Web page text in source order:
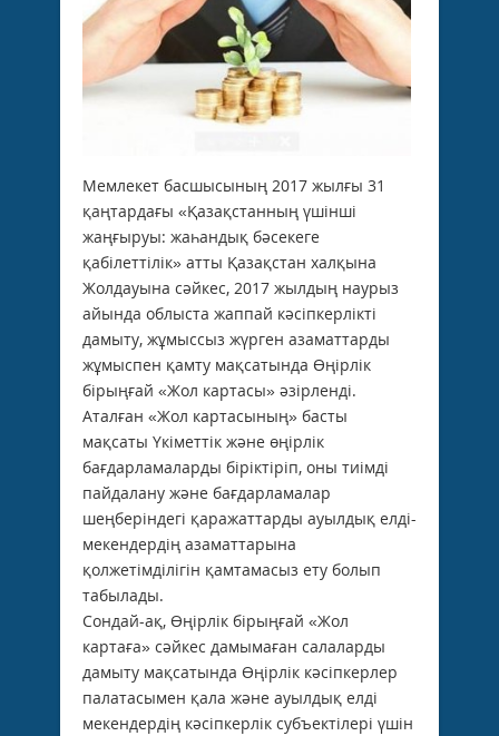
Мемлекет басшысының 2017 жылғы 31
қаңтардағы «Қазақстанның үшінші
жаңғыруы: жаһандық бәсекеге
қабілеттілік» атты Қазақстан халқына
Жолдауына сәйкес, 2017 жылдың наурыз
айында облыста жаппай кәсіпкерлікті
дамыту, жұмыссыз жүрген азаматтарды
жұмыспен қамту мақсатында Өңірлік
бірыңғай «Жол картасы» әзірленді.
Аталған «Жол картасының» басты
мақсаты Үкіметтік және өңірлік
бағдарламаларды біріктіріп, оны тиімді
пайдалану және бағдарламалар
шеңберіндегі қаражаттарды ауылдық елді-
мекендердің азаматтарына
қолжетімділігін қамтамасыз ету болып
табылады.
Сондай-ақ, Өңірлік бірыңғай «Жол
картаға» сәйкес дамымаған салаларды
дамыту мақсатында Өңірлік кәсіпкерлер
палатасымен қала және ауылдық елді
мекендердің кәсіпкерлік субъектілері үшін